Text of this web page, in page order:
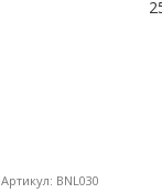
Артикул: BNL030